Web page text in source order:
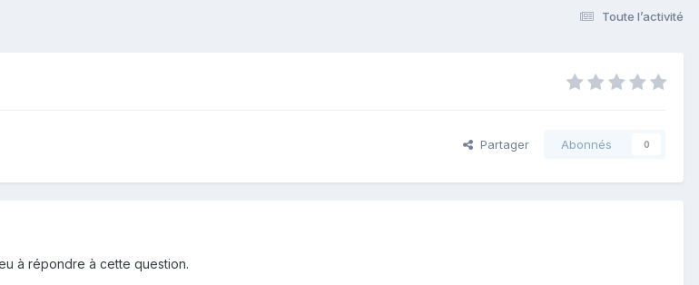
Toute l’activité
Partager Abonnés 0
à répondre à cette question.